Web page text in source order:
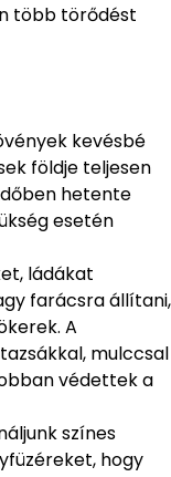
több törődést
kevésbé
földje teljesen
hetente
esetén
ládákat
farácsra állítani,
A
mulccsal
védettek a
színes
hogy